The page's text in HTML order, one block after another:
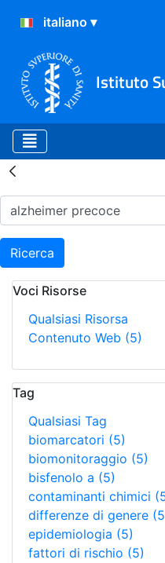
Istituto
Risultati
Ricerca
Voci Risorse
Qualsiasi Risorsa
Contenuto Web (5)
Tag
Qualsiasi Tag
biomarcatori (5)
biomonitoraggio (5)
bisfenolo a (5)
contaminanti chimici
differenze di genere
epidemiologia (5)
fattori di rischio (5)